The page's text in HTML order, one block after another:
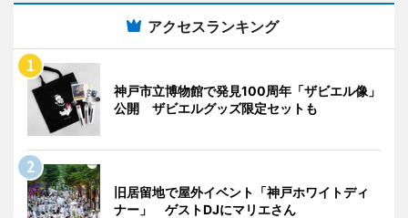
アクセスランキング
神戸市立博物館で発見100周年「ザビエル像」
公開 ザビエルグッズ限定セットも
旧居留地で屋外イベント「神戸ホワイトディ
ナー」 ゲストDJにマリエさん